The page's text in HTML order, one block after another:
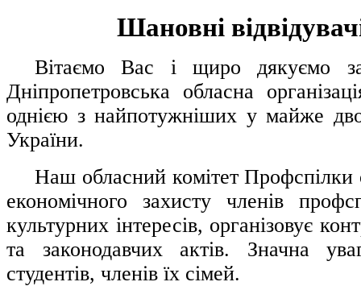
Шановні
Вітаємо Вас і щиро дякуємо за
Дніпропетровська обласна
однією з найпотужніших у майже
України.
Наш обласний комітет Профспілки
економічного захисту членів
культурних інтересів, організовує
та законодавчих актів. Значна
студентів, членів їх сімей.